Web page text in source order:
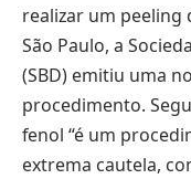
realizar um peeling
São Paulo, a
(SBD) emitiu uma
procedimento.
fenol “é um
extrema cautela,